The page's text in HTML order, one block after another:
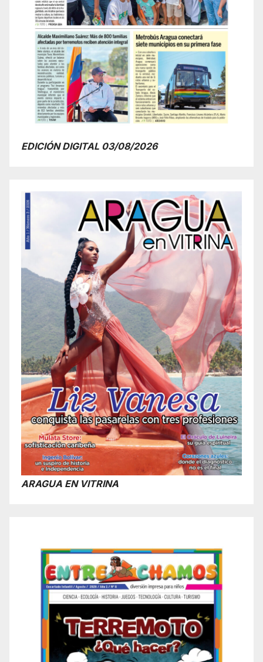
EDICIÓN DIGITAL 03/08/2026
ARAGUA EN VITRINA